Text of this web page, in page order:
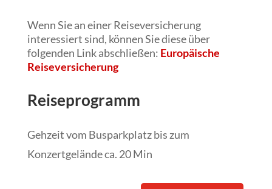
Wenn Sie an einer Reiseversicherung
interessiert sind, können Sie diese über
folgenden Link abschließen: Europäische
Reiseversicherung
Reiseprogramm
Gehzeit vom Busparkplatz bis zum
Konzertgelände ca. 20 Min